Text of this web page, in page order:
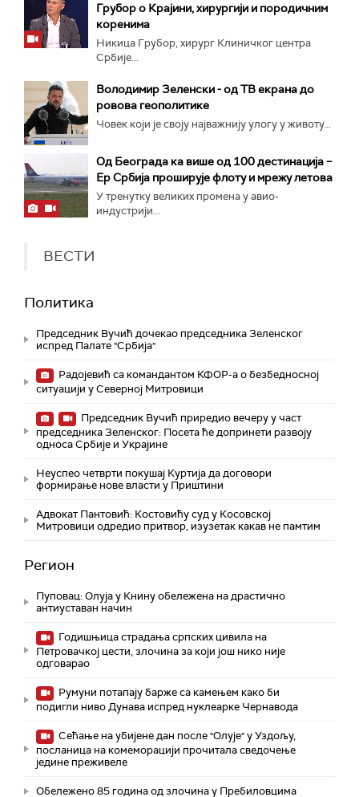
Грубор о Крајини, хирургији и породичним
коренима
Никица Грубор, хирург Клиничког центра
Србије...
Володимир Зеленски - од ТВ екрана до
ровова геополитике
Човек који је своју најважнију улогу у животу...
Од Београда ка више од 100 дестинација –
Ер Србија проширује флоту и мрежу летова
У тренутку великих промена у авио-
индустрији...
ВЕСТИ
Политика
Председник Вучић дочекао председника Зеленског
испред Палате "Србија"
Радојевић са командантом КФОР-а о безбедносној
ситуацији у Северној Митровици
Председник Вучић приредио вечеру у част
председника Зеленског: Посета ће допринети развоју
односа Србије и Украјине
Неуспео четврти покушај Куртија да договори
формирање нове власти у Приштини
Адвокат Пантовић: Костовићу суд у Косовској
Митровици одредио притвор, изузетак какав не памтим
Регион
Пуповац: Олуја у Книну обележена на драстично
антиуставан начин
Годишњица страдања српских цивила на
Петровачкој цести, злочина за који још нико није
одговарао
Румуни потапају барже са камењем како би
подигли ниво Дунава испред нуклеарке Чернавода
Сећање на убијене дан после "Олује" у Уздољу,
посланица на комеморацији прочитала сведочење
једине преживеле
Обележено 85 година од злочина у Пребиловцима